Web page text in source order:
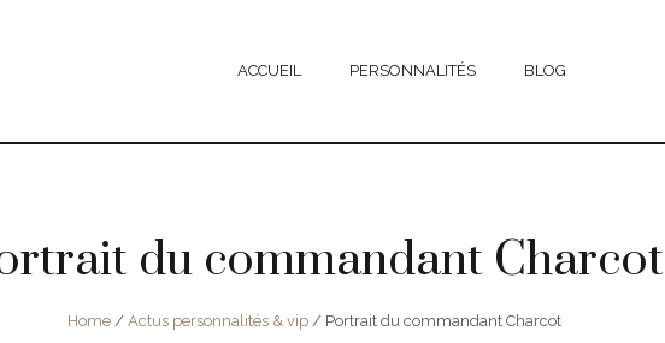
ACCUEIL PERSONNALITÉS BLOG
du commandant Charcot
Home / Actus personnalités & vip / Portrait du commandant Charcot